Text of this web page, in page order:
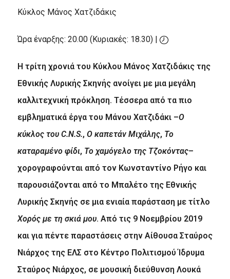
Κύκλος Μάνος Χατζιδάκις
Ώρα έναρξης: 20.00 (Κυριακές: 18.30) |
Η τρίτη χρονιά του Κύκλου Μάνος Χατζιδάκις της
Εθνικής Λυρικής Σκηνής ανοίγει με μια μεγάλη
καλλιτεχνική πρόκληση. Τέσσερα από τα πιο
εμβληματικά έργα του Μάνου Χατζιδάκι –Ο
κύκλος του C.N.S., Ο καπετάν Μιχάλης, Το
καταραμένο φίδι, Το χαμόγελο της Τζοκόντας–
χορογραφούνται από τον Κωνσταντίνο Ρήγο και
παρουσιάζονται από το Μπαλέτο της Εθνικής
Λυρικής Σκηνής σε μια ενιαία παράσταση με τίτλο
Χορός με τη σκιά μου. Από τις 9 Νοεμβρίου 2019
και για πέντε παραστάσεις στην Αίθουσα Σταύρος
Νιάρχος της ΕΛΣ στο Κέντρο Πολιτισμού Ίδρυμα
Σταύρος Νιάρχος, σε μουσική διεύθυνση Λουκά